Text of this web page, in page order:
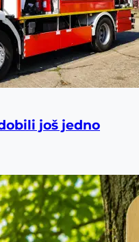
još jedno